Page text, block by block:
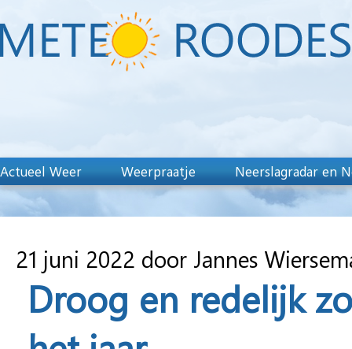
Actueel Weer Weerpraatje Neerslagradar en
21 juni 2022 door Jannes
Droog en redelijk